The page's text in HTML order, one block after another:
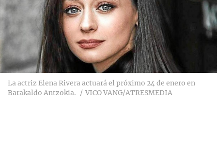
La actriz Elena Rivera actuará el próximo 24 de enero en
Barakaldo Antzokia.
VICO VANG/ATRESMEDIA